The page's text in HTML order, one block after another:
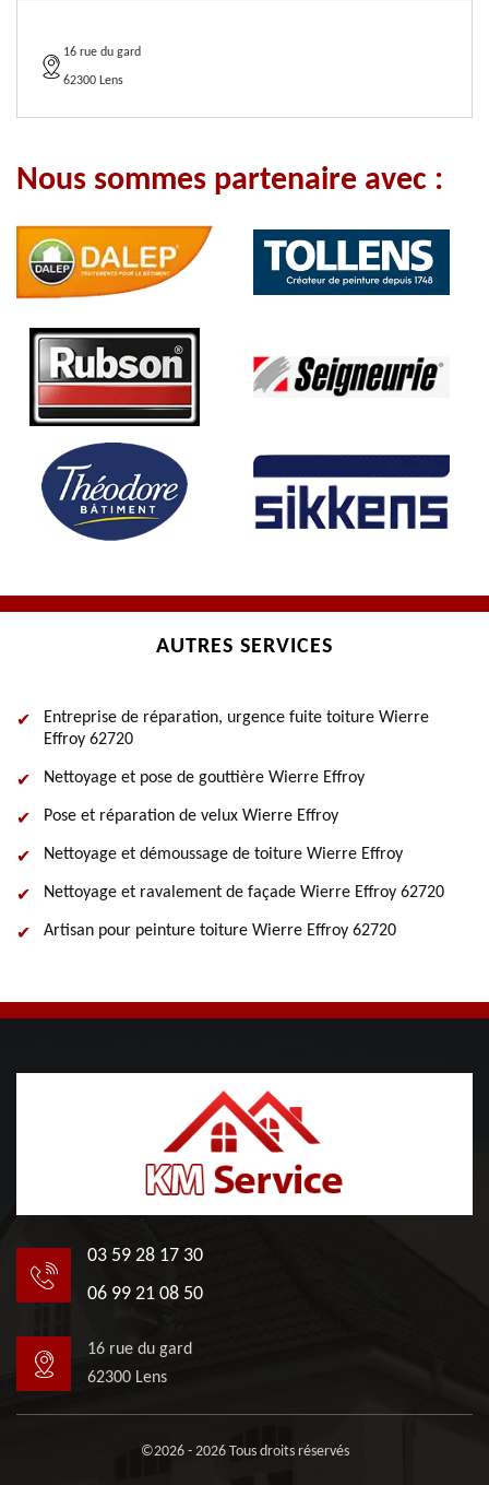
16 rue du gard
62300 Lens
Nous sommes partenaire avec :
AUTRES SERVICES
Entreprise de réparation, urgence fuite toiture Wierre
Effroy 62720
Nettoyage et pose de gouttière Wierre Effroy
Pose et réparation de velux Wierre Effroy
Nettoyage et démoussage de toiture Wierre Effroy
Nettoyage et ravalement de façade Wierre Effroy 62720
Artisan pour peinture toiture Wierre Effroy 62720
03 59 28 17 30
06 99 21 08 50
16 rue du gard
62300 Lens
©2026 - 2026 Tous droits réservés